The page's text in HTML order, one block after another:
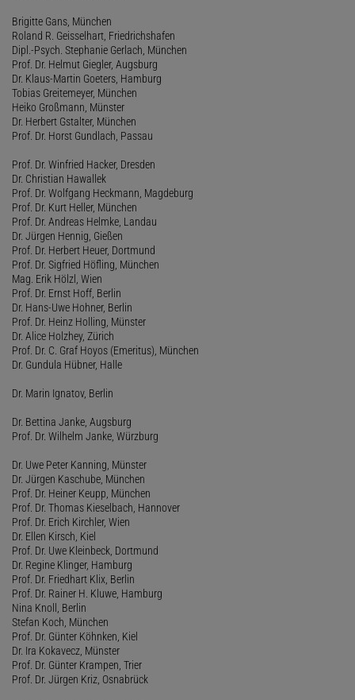
Brigitte Gans, München
Roland R. Geisselhart, Friedrichshafen
Dipl.-Psych. Stephanie Gerlach, München
Prof. Dr. Helmut Giegler, Augsburg
Dr. Klaus-Martin Goeters, Hamburg
Tobias Greitemeyer, München
Heiko Großmann, Münster
Dr. Herbert Gstalter, München
Prof. Dr. Horst Gundlach, Passau
Prof. Dr. Winfried Hacker, Dresden
Dr. Christian Hawallek
Prof. Dr. Wolfgang Heckmann, Magdeburg
Prof. Dr. Kurt Heller, München
Prof. Dr. Andreas Helmke, Landau
Dr. Jürgen Hennig, Gießen
Prof. Dr. Herbert Heuer, Dortmund
Prof. Dr. Sigfried Höfling, München
Mag. Erik Hölzl, Wien
Prof. Dr. Ernst Hoff, Berlin
Dr. Hans-Uwe Hohner, Berlin
Prof. Dr. Heinz Holling, Münster
Dr. Alice Holzhey, Zürich
Prof. Dr. C. Graf Hoyos (Emeritus), München
Dr. Gundula Hübner, Halle
Dr. Marin Ignatov, Berlin
Dr. Bettina Janke, Augsburg
Prof. Dr. Wilhelm Janke, Würzburg
Dr. Uwe Peter Kanning, Münster
Dr. Jürgen Kaschube, München
Prof. Dr. Heiner Keupp, München
Prof. Dr. Thomas Kieselbach, Hannover
Prof. Dr. Erich Kirchler, Wien
Dr. Ellen Kirsch, Kiel
Prof. Dr. Uwe Kleinbeck, Dortmund
Dr. Regine Klinger, Hamburg
Prof. Dr. Friedhart Klix, Berlin
Prof. Dr. Rainer H. Kluwe, Hamburg
Nina Knoll, Berlin
Stefan Koch, München
Prof. Dr. Günter Köhnken, Kiel
Dr. Ira Kokavecz, Münster
Prof. Dr. Günter Krampen, Trier
Prof. Dr. Jürgen Kriz, Osnabrück